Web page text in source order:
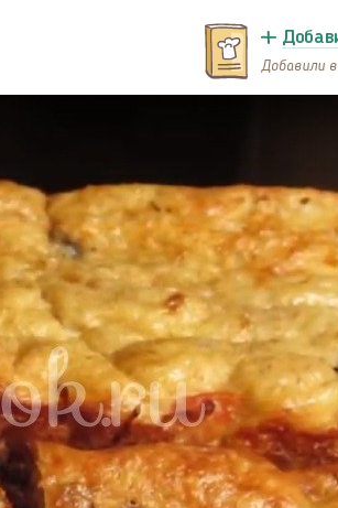
Добавили